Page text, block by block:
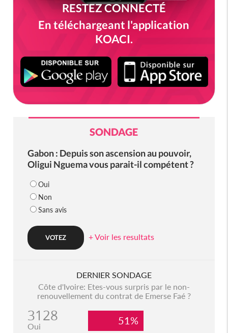
RESTEZ CONNECTÉ
En téléchargeant l'application
KOACI.
SONDAGE
Gabon : Depuis son ascension au pouvoir,
Oligui Nguema vous parait-il compétent ?
Oui
Non
Sans avis
+ Voir les resultats
DERNIER SONDAGE
Côte d'Ivoire: Etes-vous surpris par le non-
renouvellement du contrat de Emerse Faé ?
3128
Oui 51%